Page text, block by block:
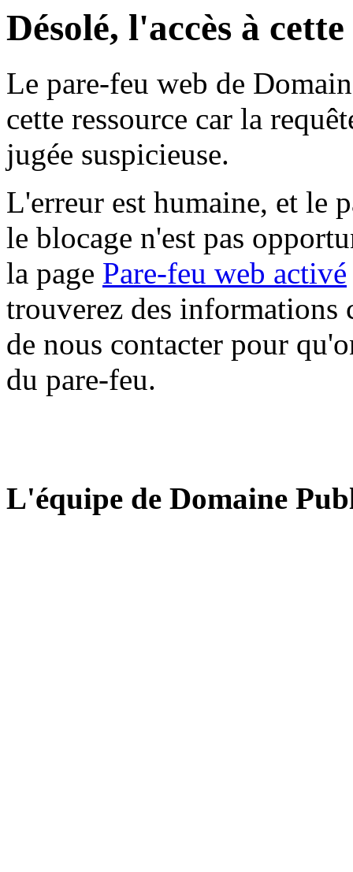
Désolé, l'accès à
Le pare-feu web de
cette ressource car la
jugée suspicieuse.
L'erreur est humaine, et le
le blocage n'est pas
la page Pare-feu web activé
trouverez des informations
de nous contacter pour
du pare-feu.
L'équipe de Domaine